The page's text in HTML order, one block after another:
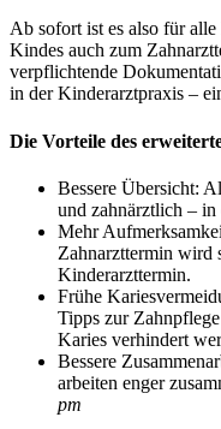
Ab sofort ist es also für
Kindes auch zum
verpflichtende
in der Kinderarztpraxis –
Die Vorteile des
Bessere Übersicht:
und zahnärztlich –
Mehr
Zahnarzttermin wird
Kinderarzttermin.
Frühe
Tipps zur
Karies verhindert
Bessere
arbeiten enger
pm